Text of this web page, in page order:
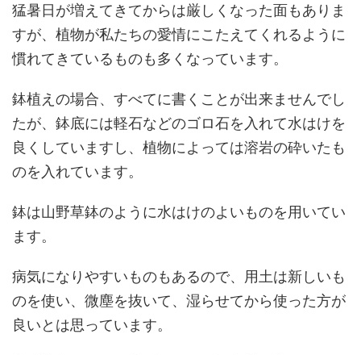
猛暑日が増えてきてからは厳しくなった面もありま
すが、植物が私たちの愛情にこたえてくれるように
慣れてきているものも多くなっています。
鉢植えの場合、すべてに書くことが出来ませんでし
たが、鉢底には軽石などのゴロ石を入れて水はけを
良くしていますし、植物によっては溶岩の砕いたも
のを入れています。
鉢は山野草鉢のように水はけのよいものを用いてい
ます。
病気になりやすいものもあるので、用土は新しいも
のを使い、微塵を抜いて、湿らせてから使った方が
良いとは思っています。